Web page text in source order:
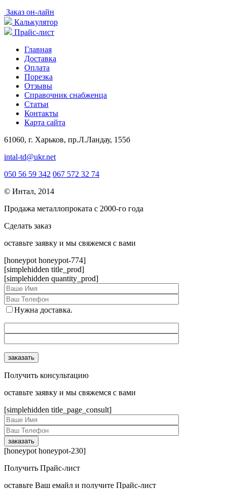
Заказ он-лайн
Калькулятор
Прайс-лист
Главная
Доставка
Оплата
Порезка
Отзывы
Справочник снабженца
Статьи
Контакты
Карта сайта
61060, г. Харьков, пр.Л.Ландау, 155б
intal-td@ukr.net
050 56 59 342 067 572 32 74
© Интал, 2014
Продажа металлопроката с 2000-го года
Сделать заказ
оcтавьте заявку и мы свяжемся с вами
[honeypot honeypot-774]
[simplehidden title_prod]
[simplehidden quantity_prod]
Нужна доставка.
Получить консультацию
оcтавьте заявку и мы свяжемся с вами
[simplehidden title_page_consult]
[honeypot honeypot-230]
Получить Прайс-лист
оcтавьте Ваш емайл и получите Прайс-лист